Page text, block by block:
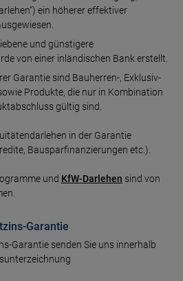
ein höherer effektiver
und günstigere
von einer inländischen Bank erstellt.
Garantie sind Bauherren-, Exklusiv-
Produkte, die nur in Kombination
gültig sind.
in der Garantie
Bausparfinanzierungen etc.).
und KfW-Darlehen sind von
Garantie
Garantie senden Sie uns innerhalb